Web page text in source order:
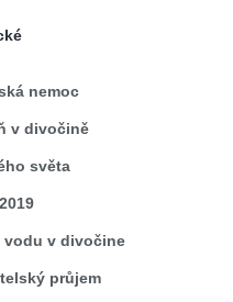
nemoc
v divočině
světa
v divočine
průjem